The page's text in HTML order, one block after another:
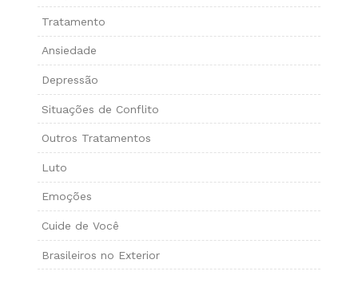
Tratamento
Ansiedade
Depressão
Situações de Conflito
Outros Tratamentos
Luto
Emoções
Cuide de Você
Brasileiros no Exterior